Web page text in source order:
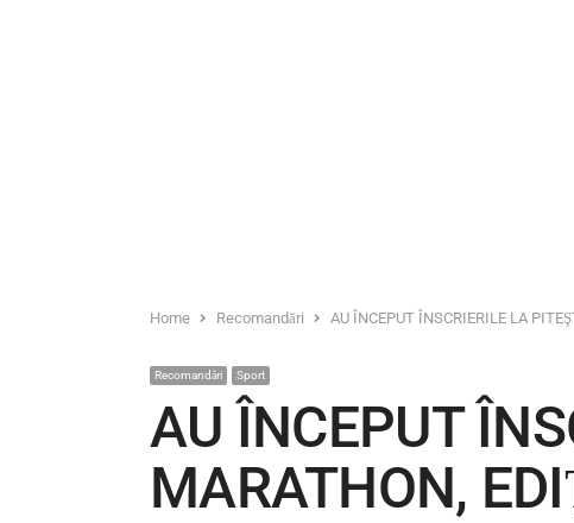
Home Recomandări AU ÎNCEPUT ÎNSCRIERILE LA
Recomandări Sport
AU ÎNCEPUT
MARATHON,